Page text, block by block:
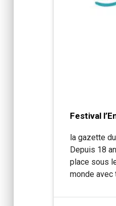
Festival
la gazette
Depuis 18
place sous
monde